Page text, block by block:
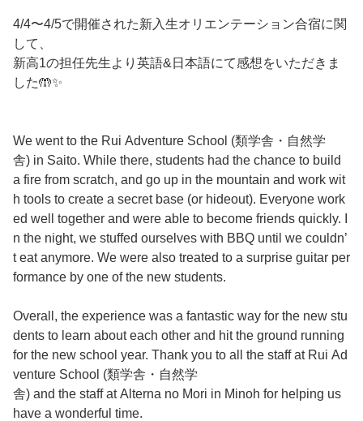
4/4〜4/5で開催された新入生オリエンテーション合宿に関
して、
新高1の担任先生より英語&日本語にて感想をいただきま
した🤲✨
We went to the Rui Adventure School (類学舎・自然学
舎) in Saito. While there, students had the chance to build
a fire from scratch, and go up in the mountain and work wit
h tools to create a secret base (or hideout). Everyone work
ed well together and were able to become friends quickly. I
n the night, we stuffed ourselves with BBQ until we couldn’
t eat anymore. We were also treated to a surprise guitar per
formance by one of the new students.
Overall, the experience was a fantastic way for the new stu
dents to learn about each other and hit the ground running
for the new school year. Thank you to all the staff at Rui Ad
venture School (類学舎・自然学
舎) and the staff at Alterna no Mori in Minoh for helping us
have a wonderful time.